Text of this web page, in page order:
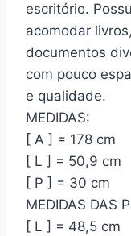
escritório.
acomodar
documentos
com pouco
e qualidade.
MEDIDAS:
[ A ] = 178 cm
[ L ] = 50,9 cm
[ P ] = 30 cm
MEDIDAS DAS
[ L ] = 48,5 cm